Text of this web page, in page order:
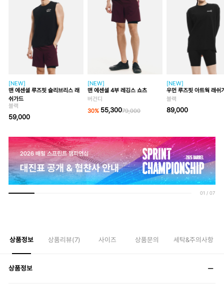
[NEW]
맨 에센셜 루즈핏 슬리브리스 래
쉬가드
블랙
59,000
[NEW]
맨 에센셜 4부 레깅스 쇼츠
버건디
30% 55,30079,000
[NEW]
우먼 루즈핏 아트웍 래쉬
블랙
89,000
01 / 07
상품정보 상품리뷰(7) 사이즈 상품문의 세탁&주의사항
상품정보